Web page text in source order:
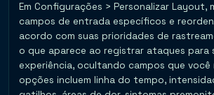
Em Configurações > Personalizar Layout,
campos de entrada específicos e
acordo com suas prioridades de
o que aparece ao registrar ataques para
experiência, ocultando campos que você
opções incluem linha do tempo,